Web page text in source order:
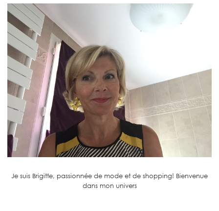
Je suis Brigitte, passionnée de mode et de shopping! Bienvenue
dans mon univers